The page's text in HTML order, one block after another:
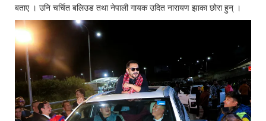
बताए । उनि चर्चित बलिउड तथा नेपाली गायक उदित नारायण झाका छोरा हुन् ।